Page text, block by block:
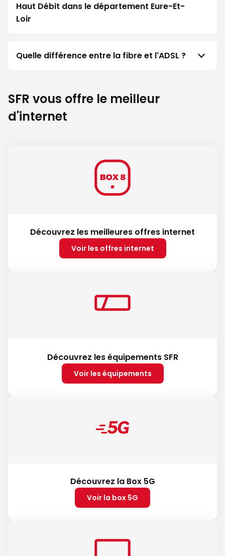
Haut Débit dans le département Eure-Et-
Loir
Quelle différence entre la fibre et l'ADSL ?
SFR vous offre le meilleur
d'internet
Découvrez les meilleures offres internet
Voir les offres internet
Découvrez les équipements SFR
Voir les équipements
Découvrez la Box 5G
Voir la box 5G